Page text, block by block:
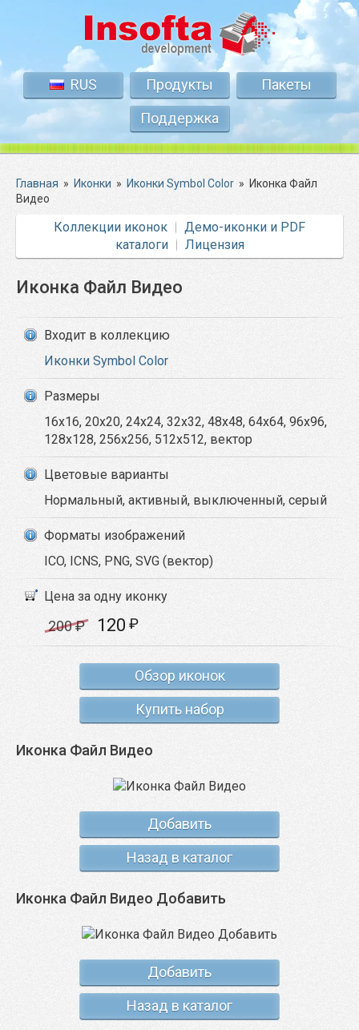
RUS Продукты
Пакеты
Поддержка
Главная » Иконки » Иконки Symbol Color » Иконка Файл
Видео
Коллекции иконок
Демо-иконки и PDF
каталоги
Лицензия
Иконка Файл Видео
Входит в коллекцию
Иконки Symbol Color
Размеры
16x16, 20x20, 24x24, 32x32, 48x48, 64x64, 96x96,
128x128, 256x256, 512x512, вектор
Цветовые варианты
Нормальный, активный, выключенный, серый
Форматы изображений
ICO, ICNS, PNG, SVG (вектор)
Цена за одну иконку
200₽ 120 ₽
Обзор иконок
Купить набор
Иконка Файл Видео
Добавить
Назад в каталог
Иконка Файл Видео Добавить
Добавить
Назад в каталог